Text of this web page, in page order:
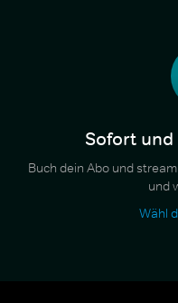
Sofort
Buch dein Abo und
und
Wähl